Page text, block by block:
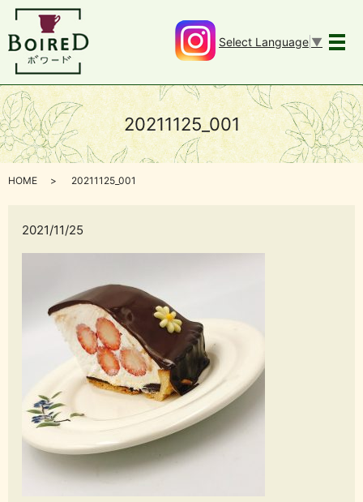
メ
Select Language ▼
20211125_001
HOME 20211125_001
2021/11/25